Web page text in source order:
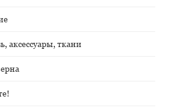
аксессуары, ткани